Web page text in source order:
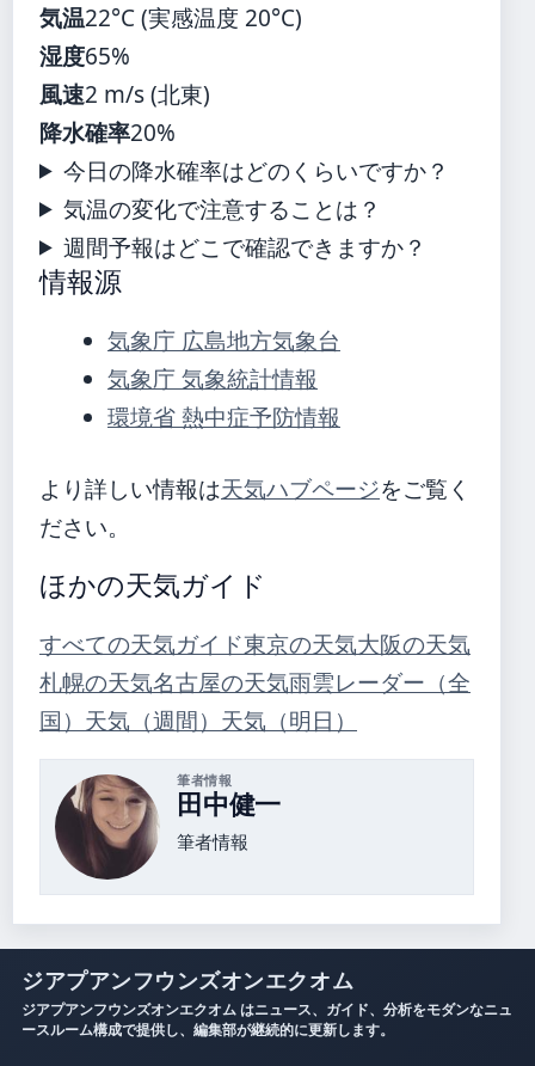
気温22°C (実感温度 20°C)
湿度65%
風速2 m/s (北東)
降水確率20%
今日の降水確率はどのくらいですか？
気温の変化で注意することは？
週間予報はどこで確認できますか？
情報源
気象庁 広島地方気象台
気象庁 気象統計情報
環境省 熱中症予防情報
より詳しい情報は天気ハブページをご覧く
ださい。
ほかの天気ガイド
すべての天気ガイド東京の天気大阪の天気
札幌の天気名古屋の天気雨雲レーダー（全
国） 天気（週間） 天気（明日）
筆者情報
田中健一
筆者情報
ジアプアンフウンズオンエクオム
ジアプアンフウンズオンエクオム はニュース、ガイド、分析をモダンなニュ
ースルーム構成で提供し、編集部が継続的に更新します。